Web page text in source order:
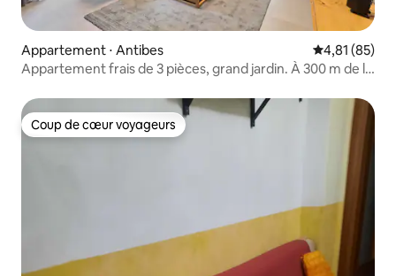
Appartement ⋅ Antibes Évaluation
4,81 (85)
Appartement frais de 3 pièces, grand jardin. À 300 m de la
Coup de cœur voyageurs
Coup de cœur voyageurs